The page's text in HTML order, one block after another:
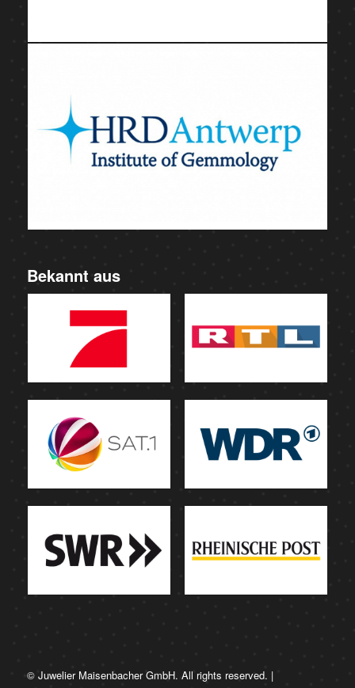
Bekannt aus
© Juwelier Maisenbacher GmbH. All rights reserved. |